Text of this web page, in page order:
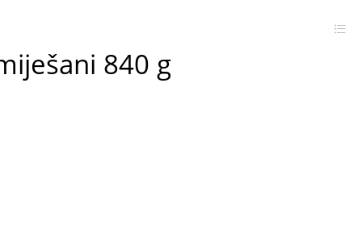
840 g